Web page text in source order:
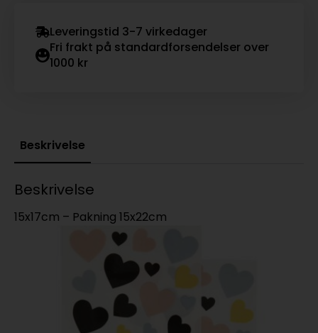
Leveringstid 3-7 virkedager
Fri frakt på standardforsendelser over
1000 kr
Beskrivelse
Beskrivelse
15x17cm – Pakning 15x22cm